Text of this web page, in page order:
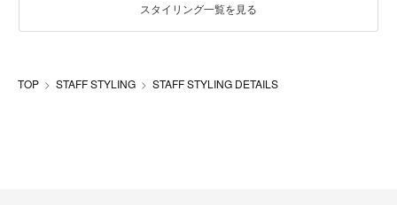
スタイリング一覧を見る
TOP STAFF STYLING STAFF STYLING DETAILS